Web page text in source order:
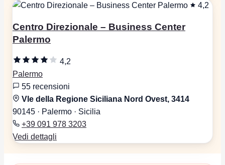
4,2
Centro Direzionale – Business Center
Palermo
4,2
Palermo
55 recensioni
Vle della Regione Siciliana Nord Ovest, 3414
90145 · Palermo · Sicilia
+39 091 978 3203
Vedi dettagli